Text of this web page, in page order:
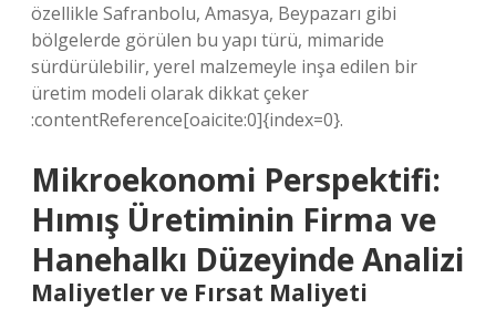
özellikle Safranbolu, Amasya, Beypazarı gibi
bölgelerde görülen bu yapı türü, mimaride
sürdürülebilir, yerel malzemeyle inşa edilen bir
üretim modeli olarak dikkat çeker
:contentReference[oaicite:0]{index=0}.
Mikroekonomi Perspektifi:
Hımış Üretiminin Firma ve
Hanehalkı Düzeyinde Analizi
Maliyetler ve Fırsat Maliyeti